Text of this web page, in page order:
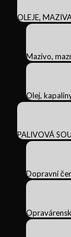
OLEJE,
Mazivo,
Olej,
PALIVOVÁ
Dopravní